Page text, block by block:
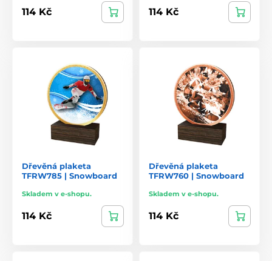
114 Kč 114 Kč
Dřevěná plaketa
TFRW785 | Snowboard
Skladem v e-shopu.
114 Kč
Dřevěná plaketa
TFRW760 | Snowboard
Skladem v e-shopu.
114 Kč